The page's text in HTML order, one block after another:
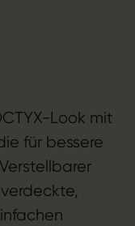
Look mit
für bessere